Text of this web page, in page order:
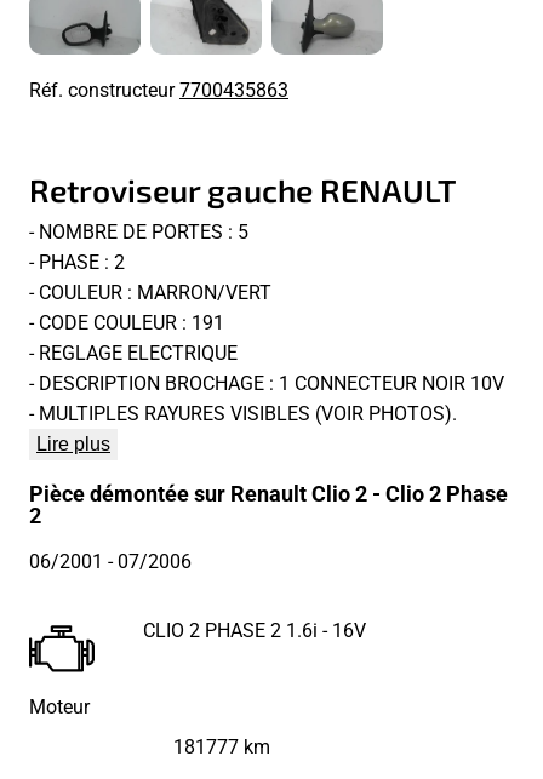
Réf. constructeur7700435863
Retroviseur gauche RENAULT
- NOMBRE DE PORTES : 5
- PHASE : 2
- COULEUR : MARRON/VERT
- CODE COULEUR : 191
- REGLAGE ELECTRIQUE
- DESCRIPTION BROCHAGE : 1 CONNECTEUR NOIR 10V
- MULTIPLES RAYURES VISIBLES (VOIR PHOTOS).
Lire plus
Pièce démontée sur Renault Clio 2 - Clio 2 Phase
2
06/2001 - 07/2006
Moteur
CLIO 2 PHASE 2 1.6i - 16V
181777 km